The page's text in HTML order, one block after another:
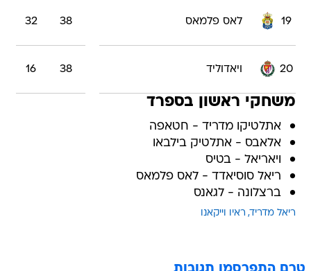
19 לאס פלמאס 38
32
20 ויאדוליד 38
16
משחקי ראשון בספרד
אתלטיקו מדריד - חטאפה
אלאבס - אתלטיק בילבאו
ויאריאל - בטיס
ריאל סוסיאדד - לאס פלמאס
ברצלונה - לגאנס
ריאל מדריד ראיו וייקאנו